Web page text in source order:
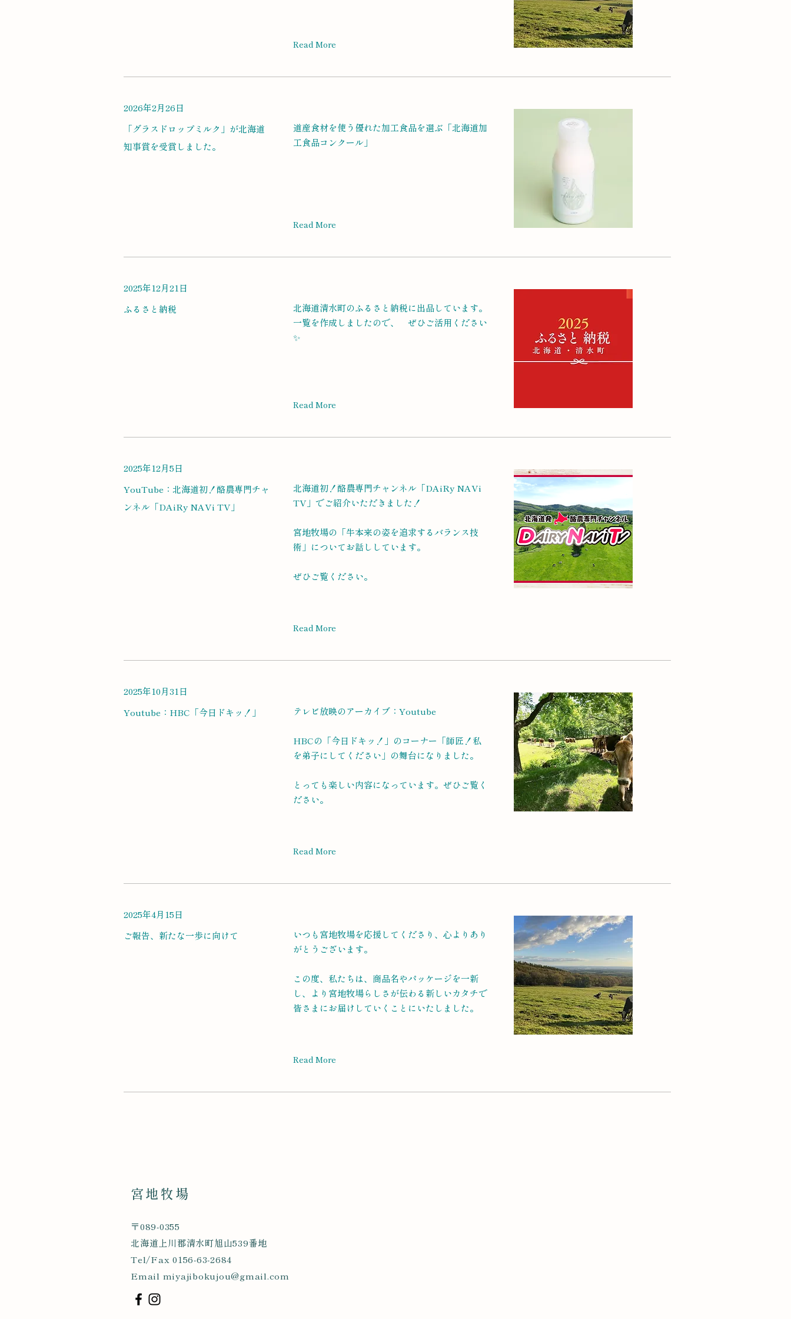
Read More
2026年2月26日
「グラスドロップミルク」が北海道
知事賞を受賞しました。
道産食材を使う優れた加工食品を選ぶ「北海道加
工食品コンクール」
Read More
2025年12月21日
ふるさと納税
北海道清水町のふるさと納税に出品しています。
一覧を作成しましたので、 ぜひご活用ください
✨
Read More
2025年12月5日
YouTube：北海道初！酪農専門チャ
ンネル「DAiRy NAVi TV」
北海道初！酪農専門チャンネル「DAiRy NAVi
TV」でご紹介いただきました！
宮地牧場の「牛本来の姿を追求するバランス技
術」についてお話ししています。
ぜひご覧ください。
Read More
2025年10月31日
Youtube：HBC「今日ドキッ！」
テレビ放映のアーカイブ：Youtube
HBCの「今日ドキッ！」のコーナー「師匠！私
を弟子にしてください」の舞台になりました。
とっても楽しい内容になっています。ぜひご覧く
ださい。
Read More
2025年4月15日
ご報告、新たな一歩に向けて
いつも宮地牧場を応援してくださり、心よりあり
がとうございます。
この度、私たちは、商品名やパッケージを一新
し、より宮地牧場らしさが伝わる新しいカタチで
皆さまにお届けしていくことにいたしました。
Read More
宮地牧場
〒089-0355
北海道上川郡清水町旭山539番地
Tel/Fax 0156-63-2684
Email miyajibokujou@gmail.com